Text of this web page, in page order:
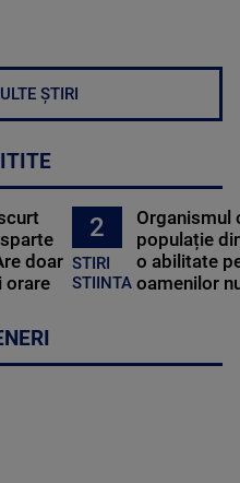
ȘTIRI
doar
orare
2
STIRI
STIINTA
Organismul
populație
o abilitate
oamenilor